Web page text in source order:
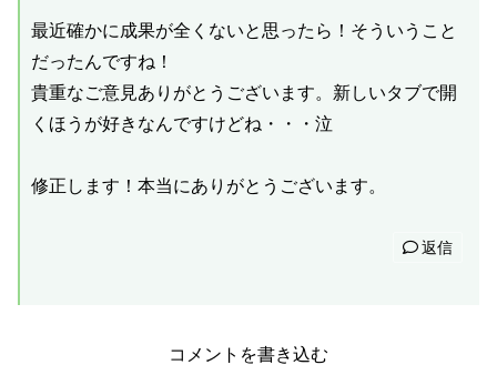
最近確かに成果が全くないと思ったら！そういうこと
だったんですね！
貴重なご意見ありがとうございます。新しいタブで開
くほうが好きなんですけどね・・・泣
修正します！本当にありがとうございます。
返信
コメントを書き込む